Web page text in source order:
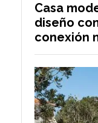
Casa
diseño
conexión